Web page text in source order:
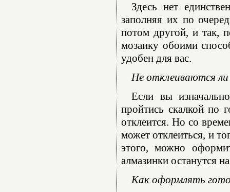
Здесь нет
заполняя их по
потом другой, и так,
мозаику обоими
удобен для вас.
Не отклеиваются ли
Если вы
пройтись скалкой по
отклеится. Но со
может отклеиться, и
этого, можно
алмазинки останутся
Как оформлять